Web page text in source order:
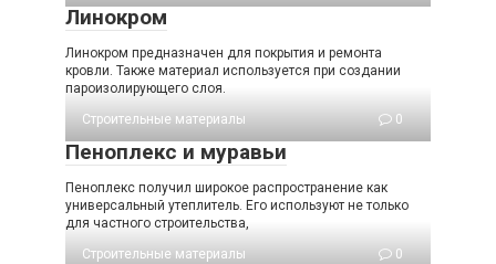
Линокром
Линокром предназначен для покрытия и ремонта
кровли. Также материал используется при создании
пароизолирующего слоя.
Строительные материалы
0
Пеноплекс и муравьи
Пеноплекс получил широкое распространение как
универсальный утеплитель. Его используют не только
для частного строительства,
Строительные материалы
0